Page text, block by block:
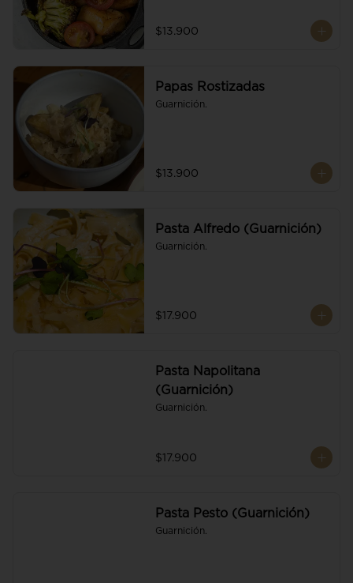
$13.900
Papas Rostizadas
Guarnición.
$13.900
Pasta Alfredo (Guarnición)
Guarnición.
$17.900
Pasta Napolitana
(Guarnición)
Guarnición.
$17.900
Pasta Pesto (Guarnición)
Guarnición.